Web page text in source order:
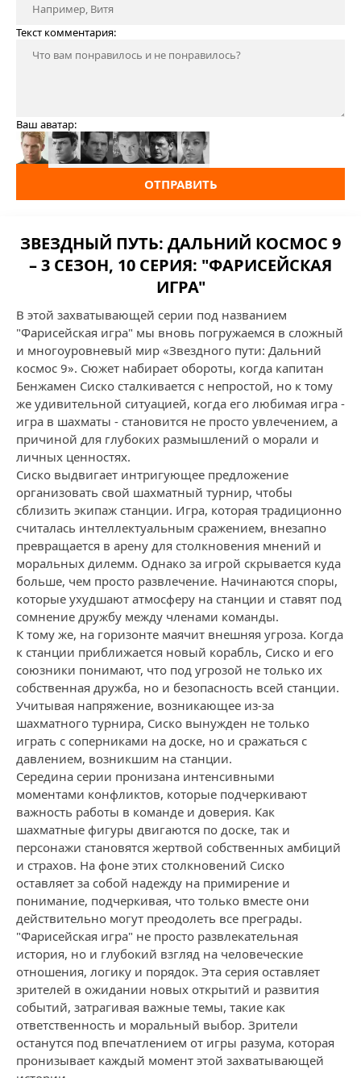
Текст комментария:
Ваш аватар:
ОТПРАВИТЬ
ЗВЕЗДНЫЙ ПУТЬ: ДАЛЬНИЙ КОСМОС 9
– 3 СЕЗОН, 10 СЕРИЯ: "ФАРИСЕЙСКАЯ
ИГРА"
В этой захватывающей серии под названием
"Фарисейская игра" мы вновь погружаемся в сложный
и многоуровневый мир «Звездного пути: Дальний
космос 9». Сюжет набирает обороты, когда капитан
Бенжамен Сиско сталкивается с непростой, но к тому
же удивительной ситуацией, когда его любимая игра -
игра в шахматы - становится не просто увлечением, а
причиной для глубоких размышлений о морали и
личных ценностях.
Сиско выдвигает интригующее предложение
организовать свой шахматный турнир, чтобы
сблизить экипаж станции. Игра, которая традиционно
считалась интеллектуальным сражением, внезапно
превращается в арену для столкновения мнений и
моральных дилемм. Однако за игрой скрывается куда
больше, чем просто развлечение. Начинаются споры,
которые ухудшают атмосферу на станции и ставят под
сомнение дружбу между членами команды.
К тому же, на горизонте маячит внешняя угроза. Когда
к станции приближается новый корабль, Сиско и его
союзники понимают, что под угрозой не только их
собственная дружба, но и безопасность всей станции.
Учитывая напряжение, возникающее из-за
шахматного турнира, Сиско вынужден не только
играть с соперниками на доске, но и сражаться с
давлением, возникшим на станции.
Середина серии пронизана интенсивными
моментами конфликтов, которые подчеркивают
важность работы в команде и доверия. Как
шахматные фигуры двигаются по доске, так и
персонажи становятся жертвой собственных амбиций
и страхов. На фоне этих столкновений Сиско
оставляет за собой надежду на примирение и
понимание, подчеркивая, что только вместе они
действительно могут преодолеть все преграды.
"Фарисейская игра" не просто развлекательная
история, но и глубокий взгляд на человеческие
отношения, логику и порядок. Эта серия оставляет
зрителей в ожидании новых открытий и развития
событий, затрагивая важные темы, такие как
ответственность и моральный выбор. Зрители
останутся под впечатлением от игры разума, которая
пронизывает каждый момент этой захватывающей